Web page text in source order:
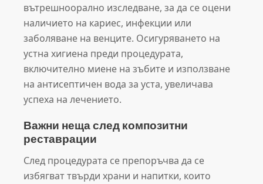
вътрешноорално изследване, за да се оцени
наличието на кариес, инфекции или
заболяване на венците. Осигуряването на
устна хигиена преди процедурата,
включително миене на зъбите и използване
на антисептичен вода за уста, увеличава
успеха на лечението.
Важни неща след композитни
реставрации
След процедурата се препоръчва да се
избягват твърди храни и напитки, които